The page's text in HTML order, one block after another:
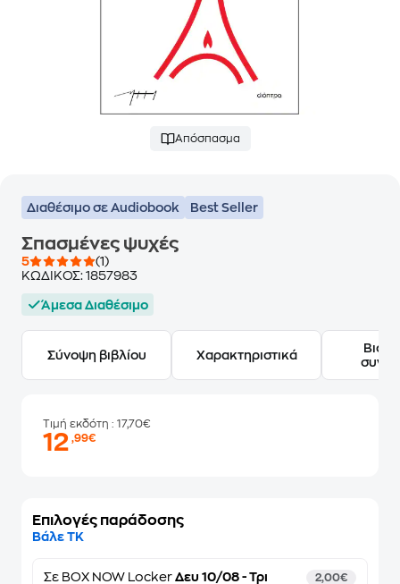
Απόσπασμα
Διαθέσιμο σε Audiobook Best Seller
Σπασμένες ψυχές
5
(1)
ΚΩΔΙΚΟΣ: 1857983
Άμεσα Διαθέσιμο
Σύνοψη βιβλίου Χαρακτηριστικά
Τιμή εκδότη : 17,70€
12,99€
Επιλογές παράδοσης
Βάλε ΤΚ
Σε BOX NOW Locker Δευ 10/08 - Τρι
2,00€